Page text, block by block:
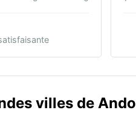
villes de